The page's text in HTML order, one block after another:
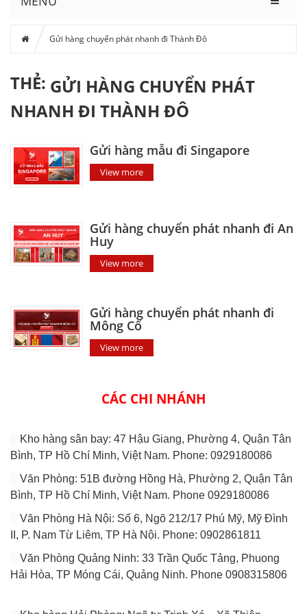
Gửi hàng chuyển phát nhanh đi Thành Đô
THẺ: GỬI HÀNG CHUYỂN PHÁT
NHANH ĐI THÀNH ĐÔ
Gửi hàng mẫu đi Singapore
View more
Gửi hàng chuyển phát nhanh đi An
Huy
View more
Gửi hàng chuyển phát nhanh đi
Mông Cổ
View more
CÁC CHI NHÁNH
Kho hàng sân bay: 47 Hậu Giang, Phường 4, Quận Tân
Bình, TP Hồ Chí Minh, Việt Nam. Phone: 0929180086
Văn Phòng: 51B đường Hồng Hà, Phường 2, Quận Tân
Bình, TP Hồ Chí Minh, Việt Nam. Phone 0929180086
Văn Phòng Hà Nội: Số 6, Ngõ 212/17 Phú Mỹ, Mỹ Đình
II, P. Nam Từ Liêm, TP Hà Nội. Phone: 0902861811
Văn Phòng Quảng Ninh: 33 Trần Quốc Tảng, Phuong
Hải Hòa, TP Móng Cái, Quảng Ninh. Phone 0908315806